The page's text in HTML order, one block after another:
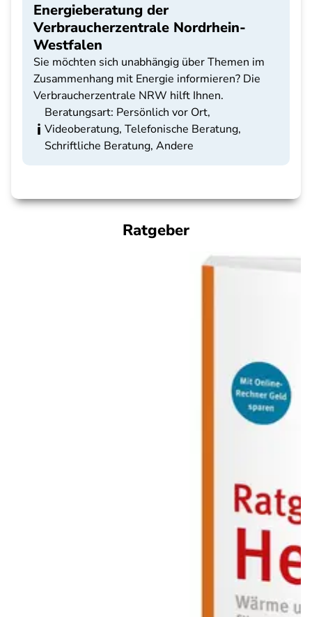
Energieberatung der
Verbraucherzentrale Nordrhein-
Westfalen
Sie möchten sich unabhängig über Themen im
Zusammenhang mit Energie informieren? Die
Verbraucherzentrale NRW hilft Ihnen.
Beratungsart: Persönlich vor Ort,
Videoberatung, Telefonische Beratung,
Schriftliche Beratung, Andere
Ratgeber